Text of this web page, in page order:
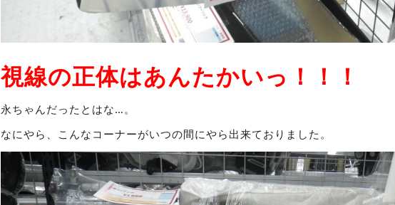
視線の正体はあんたかいっ！！！
永ちゃんだったとはな…。
なにやら、こんなコーナーがいつの間にやら出来ておりました。